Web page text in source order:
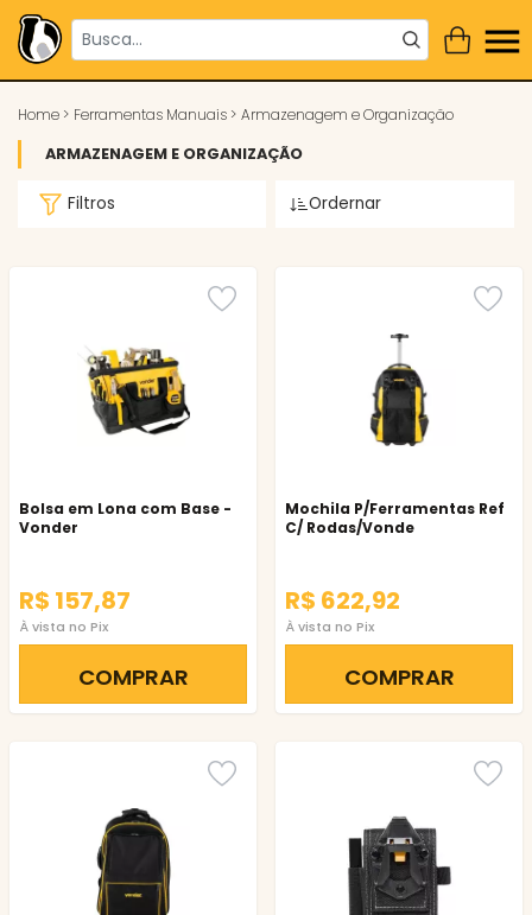
Home > Ferramentas Manuais > Armazenagem e Organização
ARMAZENAGEM E ORGANIZAÇÃO
Filtros Ordernar
Bolsa em Lona com Base -
Vonder
R$ 157,87
À vista no Pix
COMPRAR
Mochila P/Ferramentas Ref
C/ Rodas/Vonde
R$ 622,92
À vista no Pix
COMPRAR